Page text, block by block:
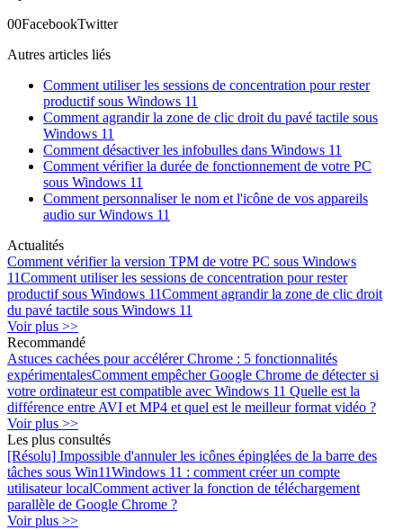
00FacebookTwitter
Autres articles liés
Comment utiliser les sessions de concentration pour rester
productif sous Windows 11
Comment agrandir la zone de clic droit du pavé tactile sous
Windows 11
Comment désactiver les infobulles dans Windows 11
Comment vérifier la durée de fonctionnement de votre PC
sous Windows 11
Comment personnaliser le nom et l'icône de vos appareils
audio sur Windows 11
Actualités
Comment vérifier la version TPM de votre PC sous Windows
11Comment utiliser les sessions de concentration pour rester
productif sous Windows 11Comment agrandir la zone de clic droit
du pavé tactile sous Windows 11
Voir plus >>
Recommandé
Astuces cachées pour accélérer Chrome : 5 fonctionnalités
expérimentalesComment empêcher Google Chrome de détecter si
votre ordinateur est compatible avec Windows 11 Quelle est la
différence entre AVI et MP4 et quel est le meilleur format vidéo ?
Voir plus >>
Les plus consultés
[Résolu] Impossible d'annuler les icônes épinglées de la barre des
tâches sous Win11Windows 11 : comment créer un compte
utilisateur localComment activer la fonction de téléchargement
parallèle de Google Chrome ?
Voir plus >>